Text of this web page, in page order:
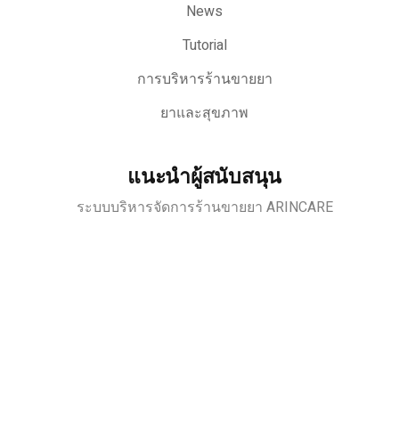
News
Tutorial
การบริหารร้านขายยา
ยาและสุขภาพ
แนะนำผู้สนับสนุน
ระบบบริหารจัดการร้านขายยา ARINCARE